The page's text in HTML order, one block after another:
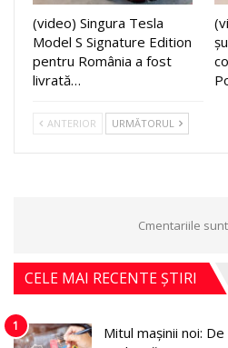
(video) Singura Tesla
Model S Signature Edition
pentru România a fost
livrată…
ANTERIOR URMĂTORUL
Cmentariile
CELE MAI RECENTE ȘTIRI
1
Mitul mașinii noi: